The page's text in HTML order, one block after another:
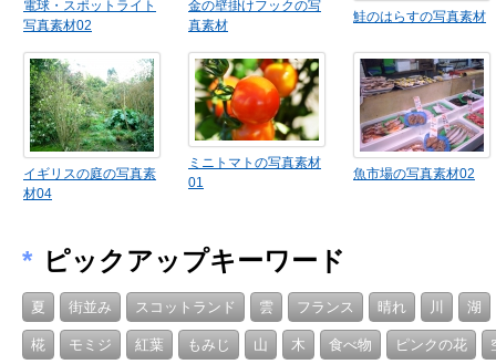
電球・スポットライト
写真素材02
金の壁掛けフックの写
真素材
鮭のはらすの写真素材
イギリスの庭の写真素
材04
ミニトマトの写真素材
01
魚市場の写真素材02
* ピックアップキーワード
夏 街並み スコットランド 雲 フランス 晴れ 川 湖
椛 モミジ 紅葉 もみじ 山 木 食べ物 ピンクの花